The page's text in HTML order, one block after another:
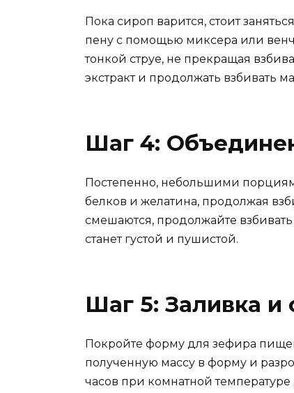
Пока сироп варится, стоит
пену с помощью миксера или
тонкой струе, не прекращая
экстракт и продолжать взбивать
Шаг 4:
Постепенно, небольшими
белков и желатина, продолжая
смешаются, продолжайте
станет густой и пушистой.
Шаг 5: Заливка
Покройте форму для зефира
полученную массу в форму и
часов при комнатной